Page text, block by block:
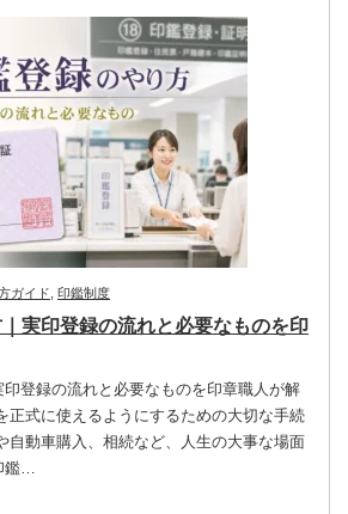
ガイド 印鑑制度
実印登録の流れと必要なものを印
登録の流れと必要なものを印章職人が解
正式に使えるようにするための大切な手続
自動車購入、相続など、人生の大事な場面
鑑…